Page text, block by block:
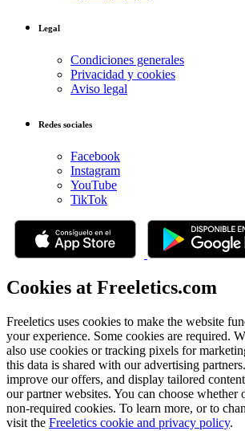
Legal
Condiciones generales
Privacidad y cookies
Aviso legal
Redes sociales
Facebook
Instagram
YouTube
TikTok
Cookies at Freeletics.com
Freeletics uses cookies to make the website
your experience. Some cookies are required.
also use cookies or tracking pixels for
this data is shared with our advertising
improve our offers, and display tailored
our partner websites. You can choose whether
non-required cookies. To learn more, or to
visit the Freeletics cookie and privacy policy.